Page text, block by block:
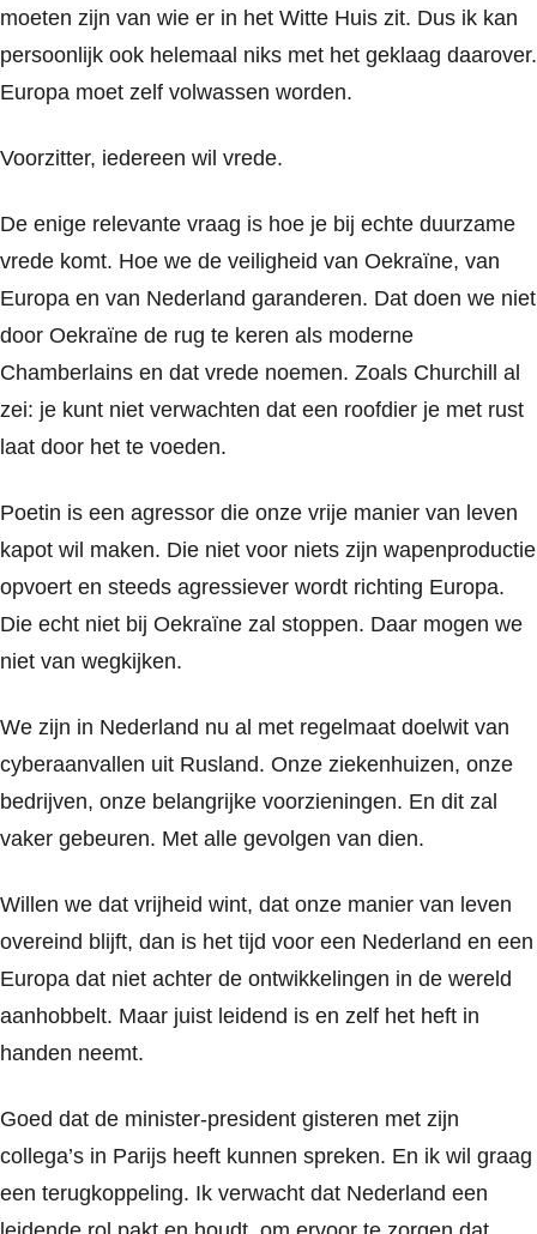
moeten zijn van wie er in het Witte Huis zit. Dus ik kan
persoonlijk ook helemaal niks met het geklaag daarover.
Europa moet zelf volwassen worden.
Voorzitter, iedereen wil vrede.
De enige relevante vraag is hoe je bij echte duurzame
vrede komt. Hoe we de veiligheid van Oekraïne, van
Europa en van Nederland garanderen. Dat doen we niet
door Oekraïne de rug te keren als moderne
Chamberlains en dat vrede noemen. Zoals Churchill al
zei: je kunt niet verwachten dat een roofdier je met rust
laat door het te voeden.
Poetin is een agressor die onze vrije manier van leven
kapot wil maken. Die niet voor niets zijn wapenproductie
opvoert en steeds agressiever wordt richting Europa.
Die echt niet bij Oekraïne zal stoppen. Daar mogen we
niet van wegkijken.
We zijn in Nederland nu al met regelmaat doelwit van
cyberaanvallen uit Rusland. Onze ziekenhuizen, onze
bedrijven, onze belangrijke voorzieningen. En dit zal
vaker gebeuren. Met alle gevolgen van dien.
Willen we dat vrijheid wint, dat onze manier van leven
overeind blijft, dan is het tijd voor een Nederland en een
Europa dat niet achter de ontwikkelingen in de wereld
aanhobbelt. Maar juist leidend is en zelf het heft in
handen neemt.
Goed dat de minister-president gisteren met zijn
collega’s in Parijs heeft kunnen spreken. En ik wil graag
een terugkoppeling. Ik verwacht dat Nederland een